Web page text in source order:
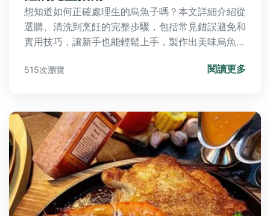
想知道如何正確處理生的烏魚子嗎？本文詳細介紹從
選購、清洗到烹飪的完整步驟，包括常見錯誤避免和
實用技巧，讓新手也能輕鬆上手，製作出美味烏魚子
515次瀏覽 閱讀更多